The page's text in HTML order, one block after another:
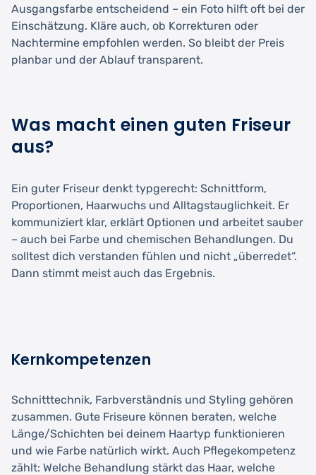
Ausgangsfarbe entscheidend – ein Foto hilft oft bei der
Einschätzung. Kläre auch, ob Korrekturen oder
Nachtermine empfohlen werden. So bleibt der Preis
planbar und der Ablauf transparent.
Was macht einen guten Friseur
aus?
Ein guter Friseur denkt typgerecht: Schnittform,
Proportionen, Haarwuchs und Alltagstauglichkeit. Er
kommuniziert klar, erklärt Optionen und arbeitet sauber
– auch bei Farbe und chemischen Behandlungen. Du
solltest dich verstanden fühlen und nicht „überredet“.
Dann stimmt meist auch das Ergebnis.
Kernkompetenzen
Schnitttechnik, Farbverständnis und Styling gehören
zusammen. Gute Friseure können beraten, welche
Länge/Schichten bei deinem Haartyp funktionieren
und wie Farbe natürlich wirkt. Auch Pflegekompetenz
zählt: Welche Behandlung stärkt das Haar, welche